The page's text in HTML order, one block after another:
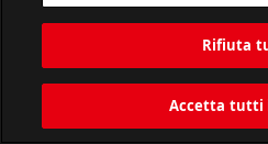
Rifiuta
Accetta tutti